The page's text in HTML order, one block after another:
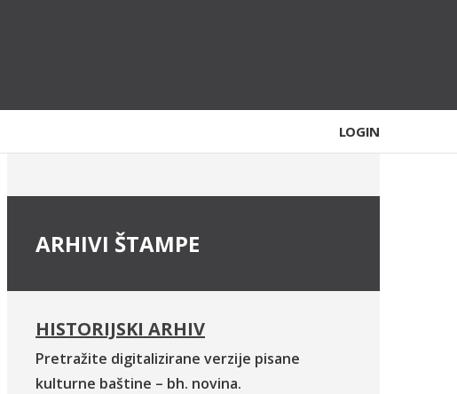
LOGIN
ARHIVI ŠTAMPE
HISTORIJSKI ARHIV
Pretražite digitalizirane verzije pisane
kulturne baštine – bh. novina.